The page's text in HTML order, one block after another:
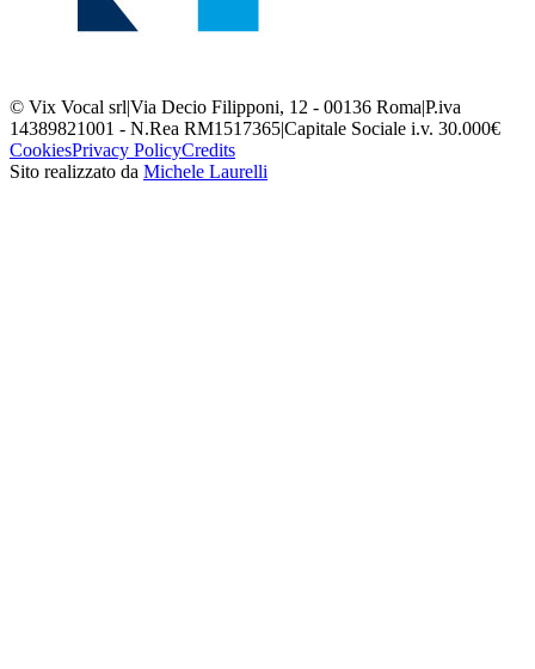
© Vix Vocal srl|Via Decio Filipponi, 12 - 00136 Roma|P.iva
14389821001 - N.Rea RM1517365|Capitale Sociale i.v. 30.000€
CookiesPrivacy PolicyCredits
Sito realizzato da Michele Laurelli